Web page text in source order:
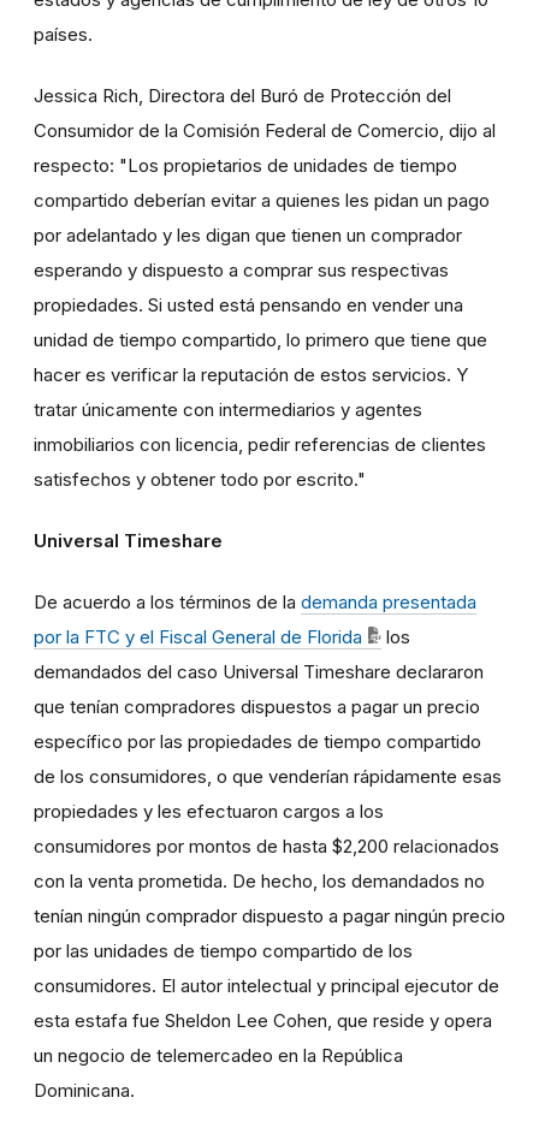
países.
Jessica Rich, Directora del Buró de Protección del
Consumidor de la Comisión Federal de Comercio, dijo al
respecto: "Los propietarios de unidades de tiempo
compartido deberían evitar a quienes les pidan un pago
por adelantado y les digan que tienen un comprador
esperando y dispuesto a comprar sus respectivas
propiedades. Si usted está pensando en vender una
unidad de tiempo compartido, lo primero que tiene que
hacer es verificar la reputación de estos servicios. Y
tratar únicamente con intermediarios y agentes
inmobiliarios con licencia, pedir referencias de clientes
satisfechos y obtener todo por escrito."
Universal Timeshare
De acuerdo a los términos de la demanda presentada
por la FTC y el Fiscal General de Florida
los
demandados del caso Universal Timeshare declararon
que tenían compradores dispuestos a pagar un precio
específico por las propiedades de tiempo compartido
de los consumidores, o que venderían rápidamente esas
propiedades y les efectuaron cargos a los
consumidores por montos de hasta $2,200 relacionados
con la venta prometida. De hecho, los demandados no
tenían ningún comprador dispuesto a pagar ningún precio
por las unidades de tiempo compartido de los
consumidores. El autor intelectual y principal ejecutor de
esta estafa fue Sheldon Lee Cohen, que reside y opera
un negocio de telemercadeo en la República
Dominicana.